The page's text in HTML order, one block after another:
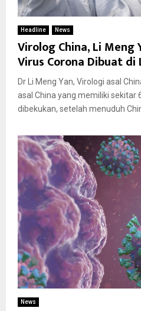
Headline News
Virolog China, Li Meng
Virus Corona Dibuat di
Dr Li Meng Yan, Virologi asal
asal China yang memiliki sekitar
dibekukan, setelah menuduh
News